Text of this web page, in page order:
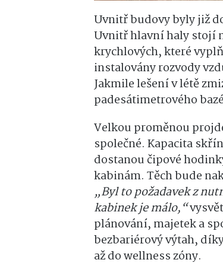
Uvnitř budovy byly již
Uvnitř hlavní haly stojí
krychlových, které
instalovány rozvody
Jakmile lešení v létě
padesátimetrového
Velkou proměnou
společné. Kapacita
dostanou čipové
kabinám. Těch bude
„Byl to požadavek z
kabinek je málo,“
plánování, majetek a
bezbariérový výtah,
až do wellness zóny.